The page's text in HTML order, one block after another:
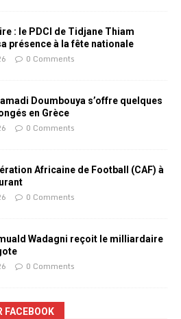
: le PDCI de Tidjane Thiam
présence à la fête nationale
0 Comments
Doumbouya s’offre quelques
en Grèce
0 Comments
Africaine de Football (CAF) à
0 Comments
Wadagni reçoit le milliardaire
0 Comments
FACEBOOK